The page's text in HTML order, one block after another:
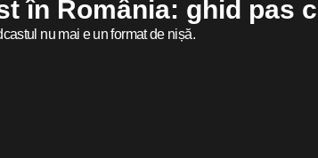
în România: ghid pas
nu mai e un format de nișă.